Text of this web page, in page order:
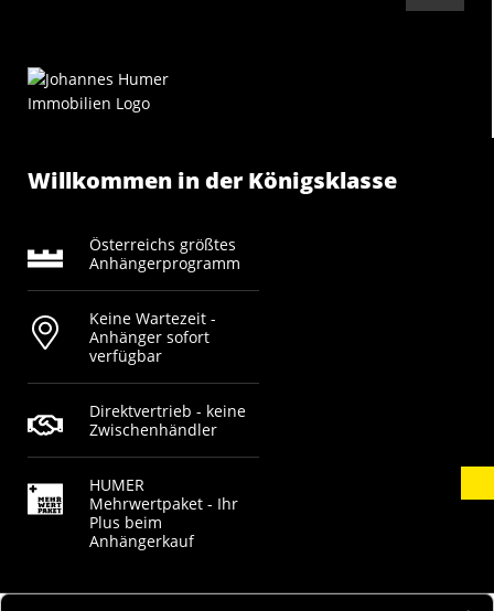
Willkommen in der Königsklasse
Österreichs größtes
Anhängerprogramm
Keine Wartezeit -
Anhänger sofort
verfügbar
Direktvertrieb - keine
Zwischenhändler
HUMER
Mehrwertpaket - Ihr
Plus beim
Anhängerkauf